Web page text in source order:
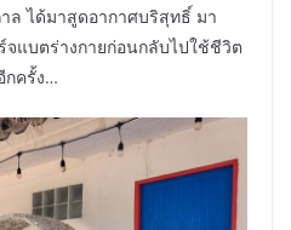
ล ได้มาสูดอากาศบริสุทธิ์ มา
จแบตร่างกายก่อนกลับไปใช้ชีวิต
กครั้ง…